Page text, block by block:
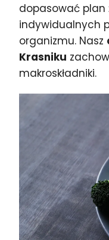
dopasować plan
indywidualnych
organizmu. Nasz
Krasniku
makroskładniki.